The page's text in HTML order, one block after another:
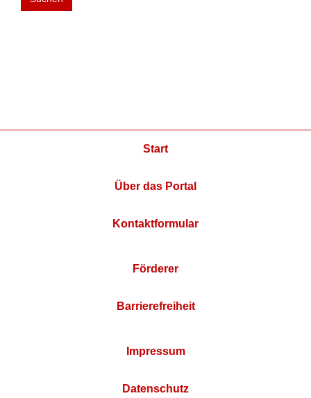
Start
Über das Portal
Kontaktformular
Förderer
Barrierefreiheit
Impressum
Datenschutz